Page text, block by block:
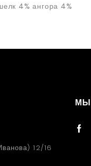
4% ангора 4%
12/16
МЫ